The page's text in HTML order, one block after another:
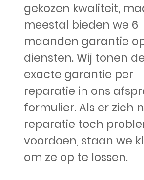
gekozen kwaliteit,
meestal bieden we 6
maanden garantie
diensten. Wij tonen de
exacte garantie per
reparatie in ons
formulier. Als er zich
reparatie toch
voordoen, staan we
om ze op te lossen.